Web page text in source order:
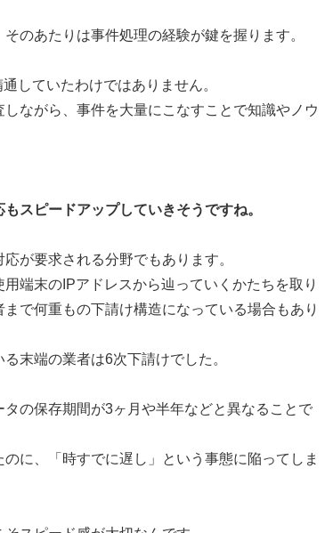
のあたりは事件処理の経験が鍵を握ります。
していたわけではありません。
ながら、事件を大量にこなすことで知識やノウ
スピードアップしていきそうですね。
が要求される分野でもあります。
端末のIPアドレスから辿っていくかたちを取り
で何重もの下請け構造になっている場合もあり
末端の業者は6次下請けでした。
の保存期間が3ヶ月や半年などと異なることで
に、「時すでに遅し」という事態に陥ってしま